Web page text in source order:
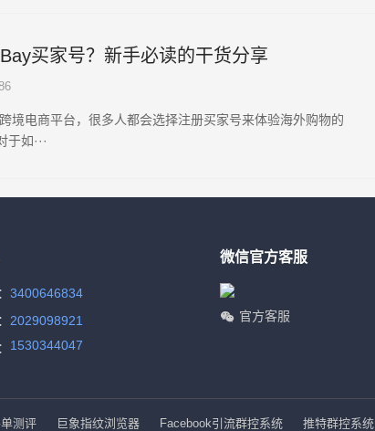
买家号？新手必读的干货分享
境电商平台，很多人都会选择注册买家号来体验海外购物的
如···
3400646834
2029098921
1530344047
微信官方客服
官方客服
测评 巨象指纹浏览器 Facebook引流群控系统 推特群控系统